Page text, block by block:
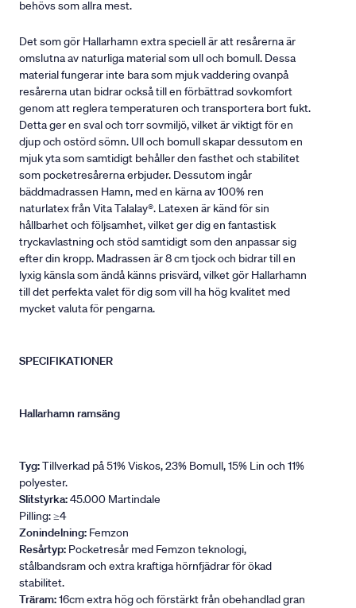
behövs som allra mest.
Det som gör Hallarhamn extra speciell är att resårerna är
omslutna av naturliga material som ull och bomull. Dessa
material fungerar inte bara som mjuk vaddering ovanpå
resårerna utan bidrar också till en förbättrad sovkomfort
genom att reglera temperaturen och transportera bort fukt.
Detta ger en sval och torr sovmiljö, vilket är viktigt för en
djup och ostörd sömn. Ull och bomull skapar dessutom en
mjuk yta som samtidigt behåller den fasthet och stabilitet
som pocketresårerna erbjuder. Dessutom ingår
bäddmadrassen Hamn, med en kärna av 100% ren
naturlatex från Vita Talalay®. Latexen är känd för sin
hållbarhet och följsamhet, vilket ger dig en fantastisk
tryckavlastning och stöd samtidigt som den anpassar sig
efter din kropp. Madrassen är 8 cm tjock och bidrar till en
lyxig känsla som ändå känns prisvärd, vilket gör Hallarhamn
till det perfekta valet för dig som vill ha hög kvalitet med
mycket valuta för pengarna.
SPECIFIKATIONER
Hallarhamn ramsäng
Tyg:Tillverkad på 51% Viskos, 23% Bomull, 15% Lin och 11%
polyester.
Slitstyrka:45.000 Martindale
Pilling: ≥4
Zonindelning: Femzon
Resårtyp: Pocketresår med Femzon teknologi,
stålbandsram och extra kraftiga hörnfjädrar för ökad
stabilitet.
Träram:16cm extra hög och förstärkt från obehandlad gran